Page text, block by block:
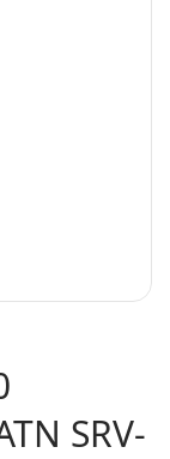
SRV-